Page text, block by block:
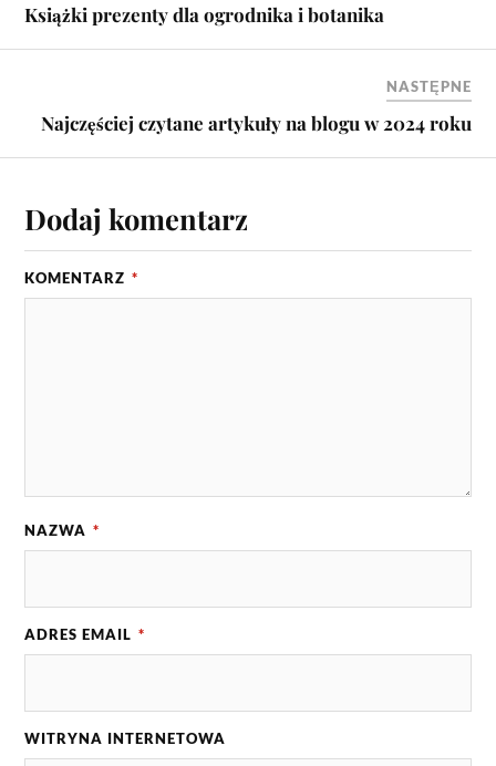
Książki prezenty dla ogrodnika i botanika
NASTĘPNE
Najczęściej czytane artykuły na blogu w 2024 roku
Dodaj komentarz
KOMENTARZ *
NAZWA *
ADRES EMAIL *
WITRYNA INTERNETOWA